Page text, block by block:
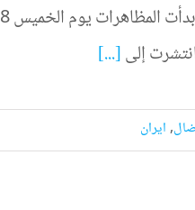
إلى[...]
,ايران